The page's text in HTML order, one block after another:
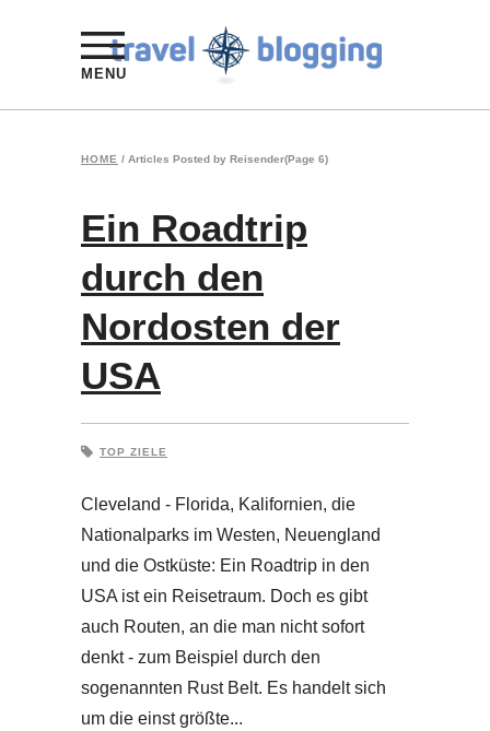
MENU
HOME / Articles Posted by Reisender(Page 6)
Ein Roadtrip
durch den
Nordosten der
USA
TOP ZIELE
Cleveland - Florida, Kalifornien, die
Nationalparks im Westen, Neuengland
und die Ostküste: Ein Roadtrip in den
USA ist ein Reisetraum. Doch es gibt
auch Routen, an die man nicht sofort
denkt - zum Beispiel durch den
sogenannten Rust Belt. Es handelt sich
um die einst größte